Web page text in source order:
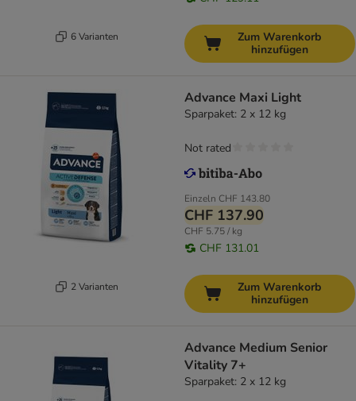
6 Varianten
Zum Warenkorb
hinzufügen
2 Varianten
Advance Maxi Light
Sparpaket: 2 x 12 kg
Einzeln CHF 143.80
CHF 137.90
CHF 5.75 / kg
CHF 131.01
Not rated
Zum Warenkorb
hinzufügen
Advance Medium Senior
Vitality 7+
Sparpaket: 2 x 12 kg